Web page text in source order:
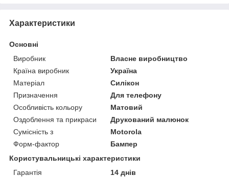
Характеристики
Основні
Виробник
Власне виробництво
Країна виробник
Україна
Матеріал
Силікон
Призначення
Для телефону
Особливість кольору
Матовий
Оздоблення та прикраси
Друкований малюнок
Сумісність з
Motorola
Форм-фактор
Бампер
Користувальницькі характеристики
Гарантія
14 днів